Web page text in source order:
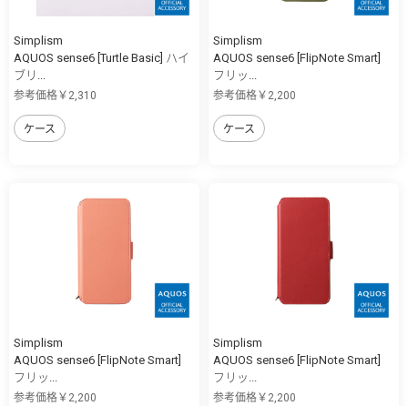
Simplism
AQUOS sense6 [Turtle Basic] ハイ
ブリ...
参考価格￥2,310
ケース
Simplism
AQUOS sense6 [FlipNote Smart]
フリッ...
参考価格￥2,200
ケース
Simplism
AQUOS sense6 [FlipNote Smart]
フリッ...
参考価格￥2,200
Simplism
AQUOS sense6 [FlipNote Smart]
フリッ...
参考価格￥2,200